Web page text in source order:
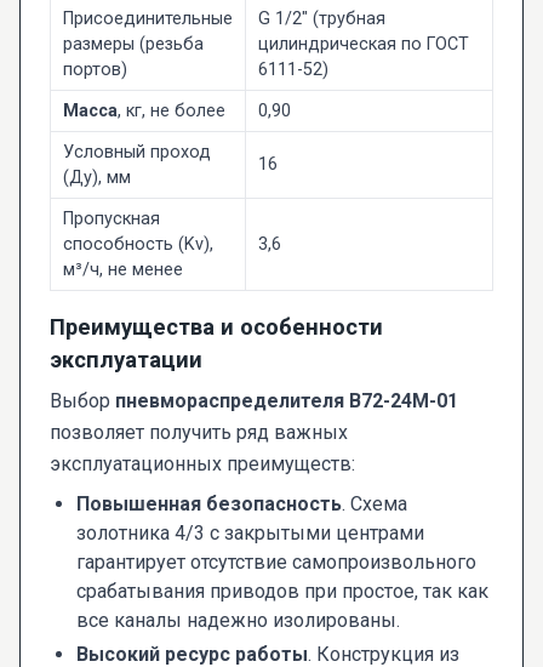
Присоединительные
размеры (резьба
портов)
G 1/2" (трубная
цилиндрическая по ГОСТ
6111-52)
Масса, кг, не более
0,90
Условный проход
(Ду), мм
16
Пропускная
способность (Kv),
м³/ч, не менее
3,6
Преимущества и особенности
эксплуатации
Выбор пневмораспределителя В72-24М-01
позволяет получить ряд важных
эксплуатационных преимуществ:
Повышенная безопасность. Схема
золотника 4/3 с закрытыми центрами
гарантирует отсутствие самопроизвольного
срабатывания приводов при простое, так как
все каналы надежно изолированы.
Высокий ресурс работы. Конструкция из